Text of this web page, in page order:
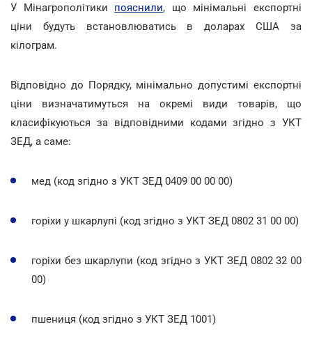
У Мінагрополітики пояснили, що мінімальні експортні
ціни будуть встановлюватись в доларах США за
кілограм.
Відповідно до Порядку, мінімально допустимі експортні
ціни визначатимуться на окремі види товарів, що
класифікуються за відповідними кодами згідно з УКТ
ЗЕД, а саме:
мед (код згідно з УКТ ЗЕД 0409 00 00 00)
горіхи у шкарлупі (код згідно з УКТ ЗЕД 0802 31 00 00)
горіхи без шкарлупи (код згідно з УКТ ЗЕД 0802 32 00
00)
пшениця (код згідно з УКТ ЗЕД 1001)